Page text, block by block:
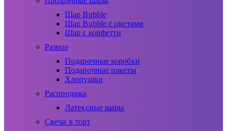
Шар Bubble
Шар Bubble с цветами
Шар с конфетти
Разное
Подарочные коробки
Подарочные пакеты
Хлопушки
Распродажа
Латексные шары
Свечи в торт